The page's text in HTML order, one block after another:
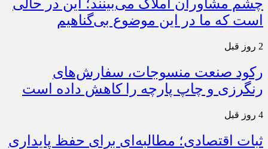
چشم مشاوران املاک می‌بینند؛ این در حالی
است که ما در این موضوع بی‌گناهیم
2 روز قبل
رکود صنعت منسوجات، سفارش‌های
رنگرزی و چاپ پارچه را کاهش داده است
4 روز قبل
ثبات اقتصادی؛ مطالبه‌ای برای حفظ پایداری